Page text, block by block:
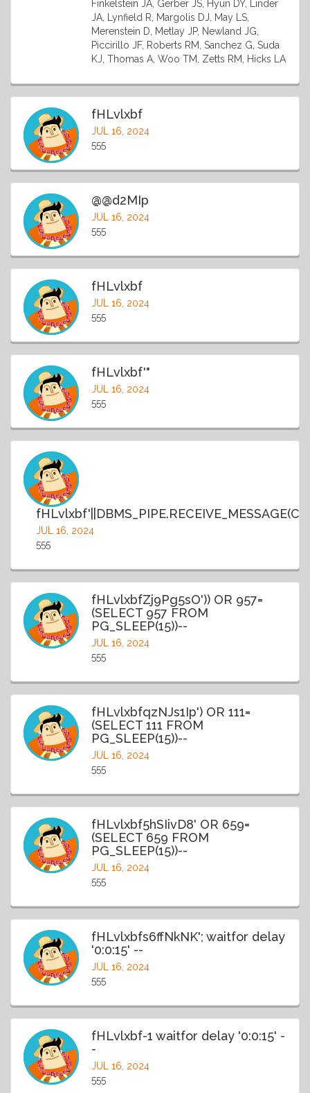
Finkelstein JA, Gerber JS, Hyun DY, Linder
JA, Lynfield R, Margolis DJ, May LS,
Merenstein D, Metlay JP, Newland JG,
Piccirillo JF, Roberts RM, Sanchez G, Suda
KJ, Thomas A, Woo TM, Zetts RM, Hicks LA
fHLvlxbf
JUL 16, 2024
555
@@d2MIp
JUL 16, 2024
555
fHLvlxbf
JUL 16, 2024
555
fHLvlxbf'"
JUL 16, 2024
555
JUL 16, 2024
555
fHLvlxbfZj9Pg5sO')) OR 957=
(SELECT 957 FROM
PG_SLEEP(15))--
JUL 16, 2024
555
fHLvlxbfqzNJs1Ip') OR 111=
(SELECT 111 FROM
PG_SLEEP(15))--
JUL 16, 2024
555
fHLvlxbf5hSIivD8' OR 659=
(SELECT 659 FROM
PG_SLEEP(15))--
JUL 16, 2024
555
fHLvlxbfs6ffNkNK'; waitfor delay
'0:0:15' --
JUL 16, 2024
555
fHLvlxbf-1 waitfor delay '0:0:15' -
-
JUL 16, 2024
555